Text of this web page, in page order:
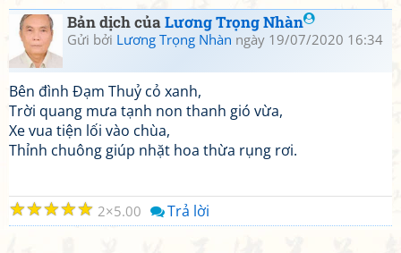
Bản dịch củaLương Trọng Nhàn
Gửi bởi Lương Trọng Nhàn ngày 19/07/2020 16:34
Bên đình Đạm Thuỷ cỏ xanh,
Trời quang mưa tạnh non thanh gió vừa,
Xe vua tiện lối vào chùa,
Thỉnh chuông giúp nhặt hoa thừa rụng rơi.
☆
☆
☆
☆
☆ 2 5.00 Trả lời